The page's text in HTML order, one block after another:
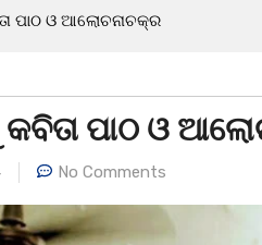
ପାଠ ଓ ଆଲୋଚନାଚକ୍ର
ପାଠ ଓ
No Comments